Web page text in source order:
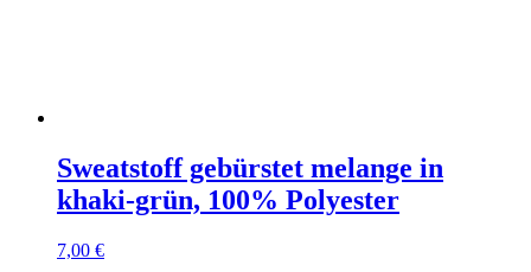
Sweatstoff gebürstet melange in
khaki-grün, 100% Polyester
7,00 €